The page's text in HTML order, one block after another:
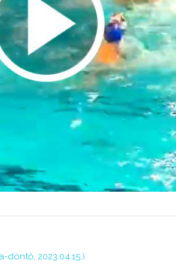
döntő, 2023.04.15.)